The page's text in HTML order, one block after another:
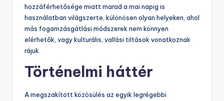
hozzáférhetősége miatt marad a mai napig is
használatban világszerte, különösen olyan helyeken, ahol
más fogamzásgátlási módszerek nem könnyen
elérhetők, vagy kulturális, vallási tiltások vonatkoznak
rájuk.
Történelmi háttér
A megszakított közösülés az egyik legrégebbi